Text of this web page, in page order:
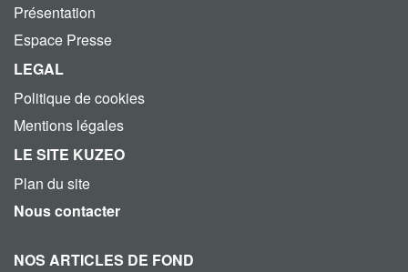
Présentation
Espace Presse
LEGAL
Politique de cookies
Mentions légales
LE SITE KUZEO
Plan du site
Nous contacter
NOS ARTICLES DE FOND